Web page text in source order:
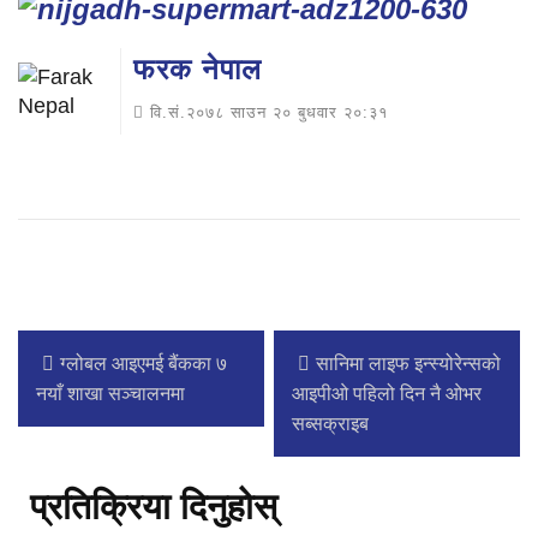
फरक नेपाल
वि.सं.२०७८ साउन २० बुधवार २०:३१
ग्लोबल आइएमई बैंकका ७
नयाँ शाखा सञ्चालनमा
सानिमा लाइफ इन्स्योरेन्सको
आइपीओ पहिलो दिन नै ओभर
सब्सक्राइब
प्रतिक्रिया दिनुहोस्